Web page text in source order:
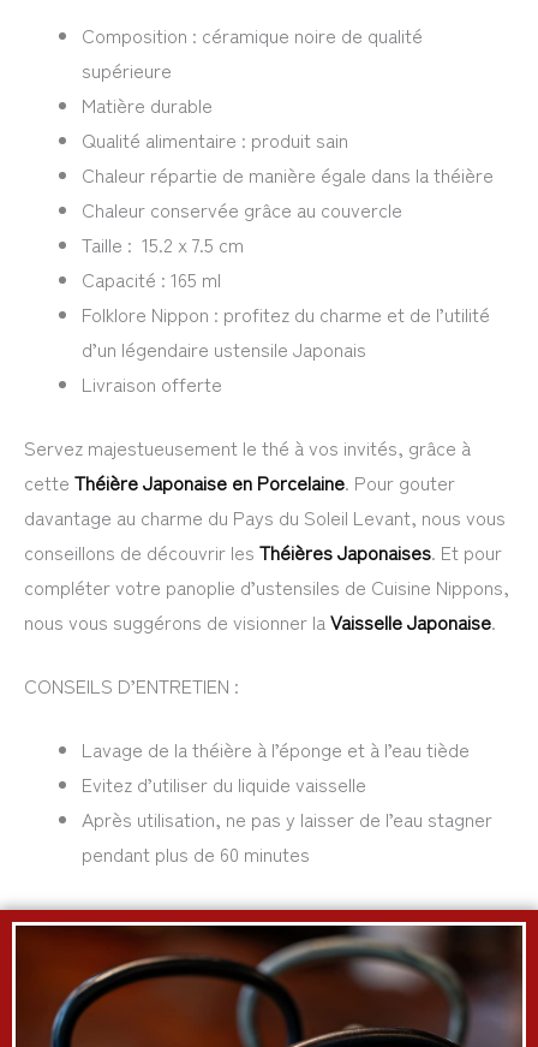
Composition : céramique noire de qualité
supérieure
Matière durable
Qualité alimentaire : produit sain
Chaleur répartie de manière égale dans la théière
Chaleur conservée grâce au couvercle
Taille : 15.2 x 7.5 cm
Capacité : 165 ml
Folklore Nippon : profitez du charme et de l’utilité
d’un légendaire ustensile Japonais
Livraison offerte
Servez majestueusement le thé à vos invités, grâce à
cette Théière Japonaise en Porcelaine. Pour gouter
davantage au charme du Pays du Soleil Levant, nous vous
conseillons de découvrir les Théières Japonaises. Et pour
compléter votre panoplie d’ustensiles de Cuisine Nippons,
nous vous suggérons de visionner laVaisselle Japonaise.
CONSEILS D’ENTRETIEN :
Lavage de la théière à l’éponge et à l’eau tiède
Evitez d’utiliser du liquide vaisselle
Après utilisation, ne pas y laisser de l’eau stagner
pendant plus de 60 minutes